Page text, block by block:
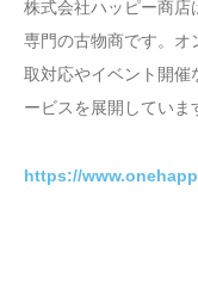
株式会社ハッピー商店
専門の古物商です。オ
取対応やイベント開催
ービスを展開していま
https://